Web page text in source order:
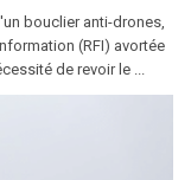
bouclier anti-drones,
(RFI) avortée
de revoir le ...